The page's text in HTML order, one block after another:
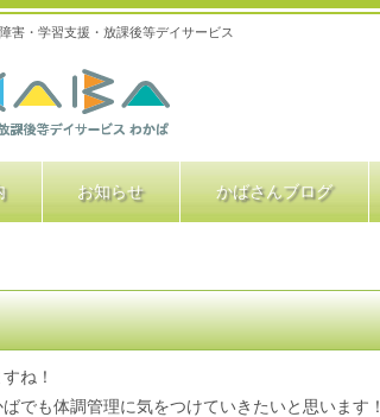
害・学習支援・放課後等デイサービス
お知らせ かばさんブログ
ね！
でも体調管理に気をつけていきたいと思います！